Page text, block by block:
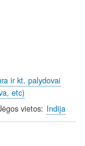
s
ir kt. palydovai
etc)
vietos Indija